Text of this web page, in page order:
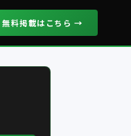
無料掲載はこちら →